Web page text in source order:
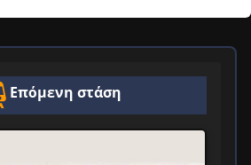
Επόμενη στάση